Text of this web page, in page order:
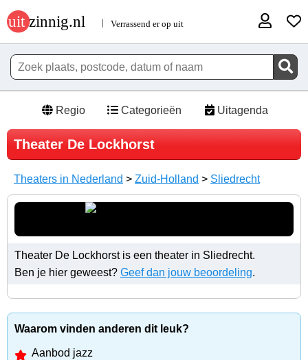
Regio Categorieën Uitagenda
Theater De Lockhorst
Theaters in Nederland > Zuid-Holland > Sliedrecht
Theater De Lockhorst is een theater in Sliedrecht.
Ben je hier geweest? Geef dan jouw beoordeling.
Waarom vinden anderen dit leuk?
Aanbod jazz